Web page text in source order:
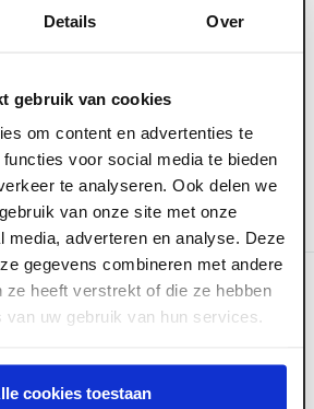
Details Over
gebruik van cookies
om content en advertenties te
voor social media te bieden
te analyseren. Ook delen we
van onze site met onze
media, adverteren en analyse. Deze
gegevens combineren met andere
ze heeft verstrekt of die ze hebben
uw gebruik van hun services.
cookies toestaan
geen producten
geen resultaten vinden